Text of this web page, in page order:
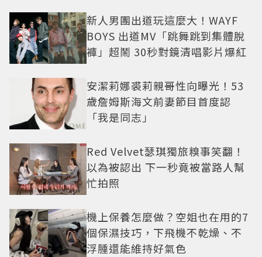
新人男團出道玩這麼大！WAYF
BOYS 出道MV「跳舞跳到集體脫
褲」超鬧 30秒對鏡清唱影片爆紅
安潔莉娜裘莉親哥性向曝光！53
歲詹姆斯海文前妻節目首度認
「我是同志」
Red Velvet瑟琪獨旅糗事笑翻！
以為被認出 下一秒竟被當路人幫
忙拍照
機上保養怎麼做？空姐也在用的7
個保濕技巧，下飛機不乾燥、不
浮腫還能維持好氣色